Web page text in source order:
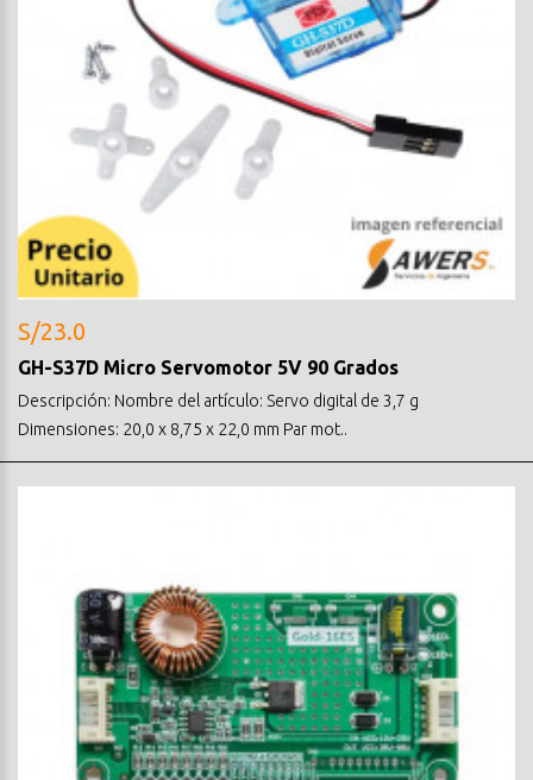
S/23.0
GH-S37D Micro Servomotor 5V 90 Grados
Descripción: Nombre del artículo: Servo digital de 3,7 g
Dimensiones: 20,0 x 8,75 x 22,0 mm Par mot..